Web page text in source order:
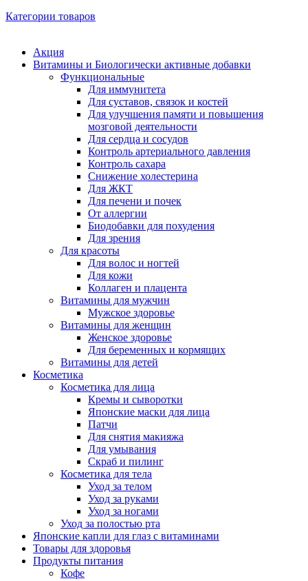
Категории товаров
Акция
Витамины и Биологически активные добавки
Функциональные
Для иммунитета
Для суставов, связок и костей
Для улучшения памяти и повышения
мозговой деятельности
Для сердца и сосудов
Контроль артериального давления
Контроль сахара
Снижение холестерина
Для ЖКТ
Для печени и почек
От аллергии
Биодобавки для похудения
Для зрения
Для красоты
Для волос и ногтей
Для кожи
Коллаген и плацента
Витамины для мужчин
Мужское здоровье
Витамины для женщин
Женское здоровье
Для беременных и кормящих
Витамины для детей
Косметика
Косметика для лица
Кремы и сыворотки
Японские маски для лица
Патчи
Для снятия макияжа
Для умывания
Скраб и пилинг
Косметика для тела
Уход за телом
Уход за руками
Уход за ногами
Уход за полостью рта
Японские капли для глаз с витаминами
Товары для здоровья
Продукты питания
Кофе